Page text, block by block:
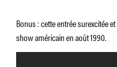
Bonus : cette entrée surexcitée et
show américain en août 1990.